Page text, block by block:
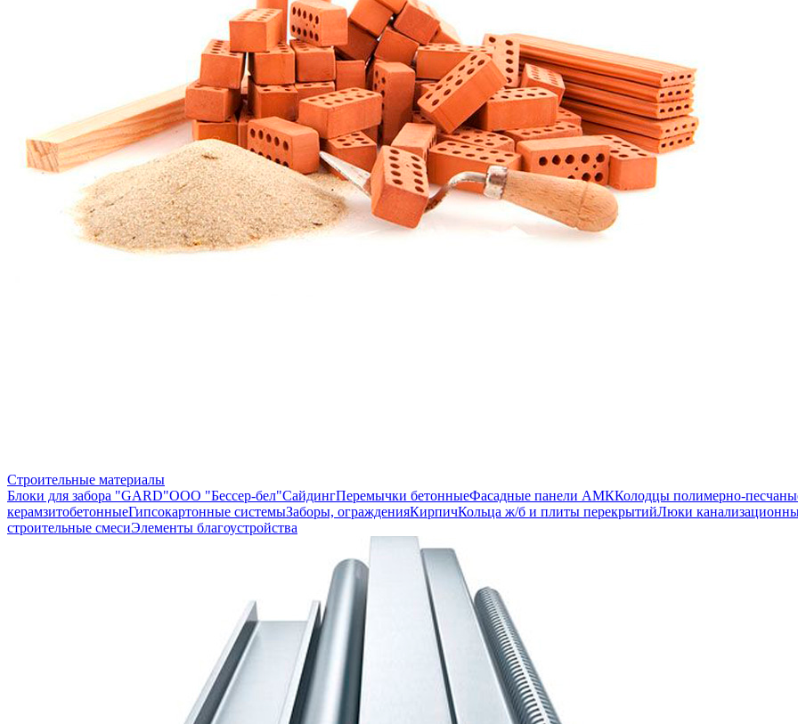
Строительные материалы
Блоки для забора "GARD"ООО "Бессер-бел"СайдингПеремычки бетонныеФасадные панели АМККолодцы полимерно-
керамзитобетонныеГипсокартонные системыЗаборы, огражденияКирпичКольца ж/б и плиты перекрытийЛюки
строительные смесиЭлементы благоустройства